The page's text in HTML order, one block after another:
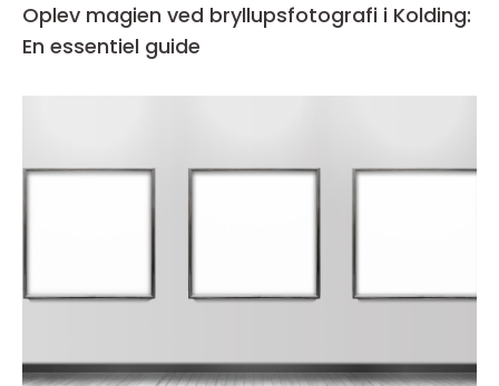
Oplev magien ved bryllupsfotografi i Kolding:
En essentiel guide